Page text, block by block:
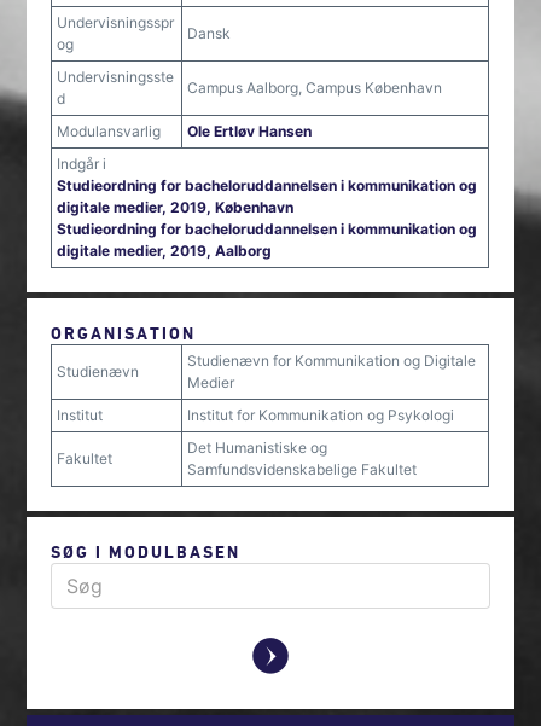
Undervisningsspr
og
Dansk
Undervisningsste
d
Campus Aalborg, Campus København
Modulansvarlig
Ole Ertløv Hansen
Indgår i
Studieordning for bacheloruddannelsen i kommunikation og
digitale medier, 2019, København
Studieordning for bacheloruddannelsen i kommunikation og
digitale medier, 2019, Aalborg
ORGANISATION
Studienævn
Studienævn for Kommunikation og Digitale
Medier
Institut
Institut for Kommunikation og Psykologi
Fakultet
Det Humanistiske og
Samfundsvidenskabelige Fakultet
SØG I MODULBASEN
y